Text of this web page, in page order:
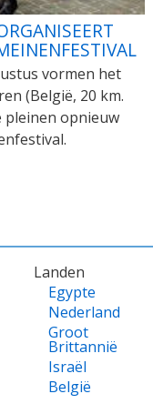
vormen het
(België, 20 km.
pleinen opnieuw
Landen
Egypte
Nederland
Groot
Brittannië
Israël
België